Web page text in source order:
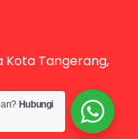
Kota Tangerang,
Hubungi